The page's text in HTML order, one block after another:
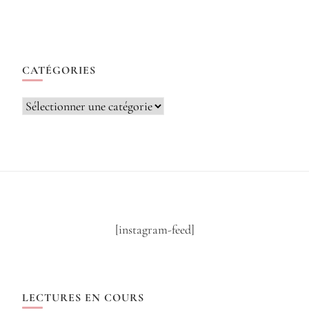
CATÉGORIES
Catégories
[instagram-feed]
LECTURES EN COURS